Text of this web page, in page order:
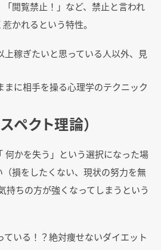
「閲覧禁止！」など、禁止と言われ
かれるという特性。
上稼ぎたいと思っている人以外、見
まに相手を操る心理学のテクニック
ペクト理論）
何かを失う」という選択になった場
損をしたくない、現状の努力を無
持ちの方が強くなってしまうという
ている！？絶対痩せないダイエット